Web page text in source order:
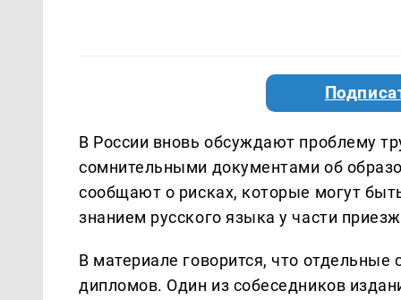
В России вновь обсуждают проблему
сомнительными документами об
сообщают о рисках, которые могут
знанием русского языка у части
В материале говорится, что
дипломов. Один из собеседников